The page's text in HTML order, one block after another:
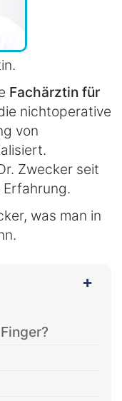
Fachärztin für
nichtoperative
von
Zwecker seit
was man in